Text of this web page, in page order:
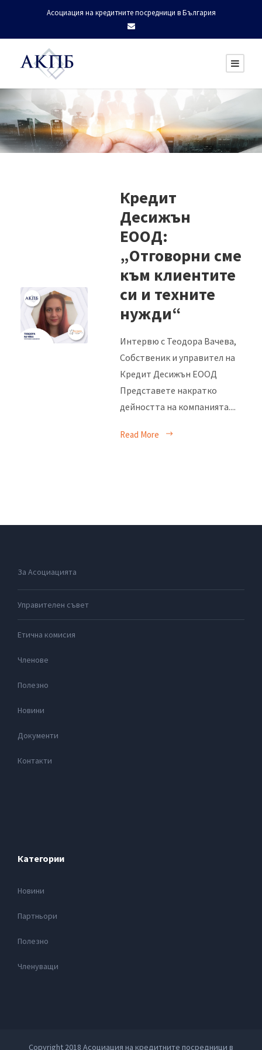
Асоциация на кредитните посредници в България
Кредит
Десижън
ЕООД:
„Отговорни сме
към клиентите
си и техните
нужди“
Интервю с Теодора Вачева,
Собственик и управител на
Кредит Десижън ЕООД
Представете накратко
дейността на компанията....
Read More
За Асоциацията
Управителен съвет
Етична комисия
Членове
Полезно
Новини
Документи
Контакти
Категории
Новини
Партньори
Полезно
Членуващи
Copyright 2018 Асоциация на кредитните посредници в